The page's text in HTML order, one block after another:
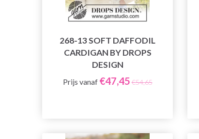
268-13 SOFT DAFFODIL
CARDIGAN BY DROPS
DESIGN
Prijs vanaf €47,45 €54,65